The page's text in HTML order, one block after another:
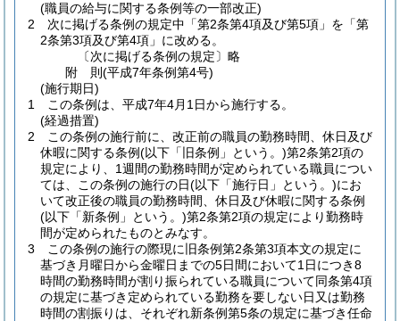
(職員の給与に関する条例等の一部改正)
2
次に掲げる条例の規定中「第2条第4項及び第5項」を「第
2条第3項及び第4項」に改める。
〔次に掲げる条例の規定〕略
附 則(平成7年条例第4号)
(施行期日)
1
この条例は、平成7年4月1日から施行する。
(経過措置)
2
この条例の施行前に、改正前の職員の勤務時間、休日及び
休暇に関する条例(以下「旧条例」という。)第2条第2項の
規定により、1週間の勤務時間が定められている職員につい
ては、この条例の施行の日(以下「施行日」という。)にお
いて改正後の職員の勤務時間、休日及び休暇に関する条例
(以下「新条例」という。)第2条第2項の規定により勤務時
間が定められたものとみなす。
3
この条例の施行の際現に旧条例第2条第3項本文の規定に
基づき月曜日から金曜日までの5日間において1日につき8
時間の勤務時間が割り振られている職員について同条第4項
の規定に基づき定められている勤務を要しない日又は勤務
時間の割振りは、それぞれ新条例第5条の規定に基づき任命